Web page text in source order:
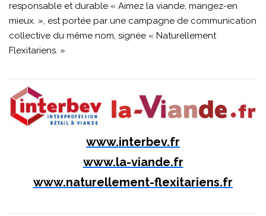
responsable et durable « Aimez la viande, mangez-en
mieux. », est portée par une campagne de communication
collective du même nom, signée « Naturellement
Flexitariens. »
www.interbev.fr
www.la-viande.fr
www.naturellement-flexitariens.fr